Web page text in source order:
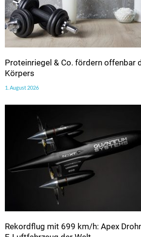
Proteinriegel & Co. fördern offenbar
Körpers
1. August 2026
Rekordflug mit 699 km/h: Apex